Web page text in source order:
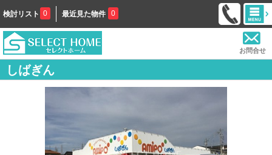
検討リスト 0 最近見た物件 0
お問合せ
しばぎん